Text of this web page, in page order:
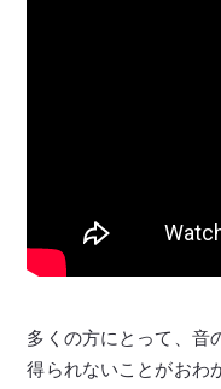
多くの方にとって、音
得られないことがおわ